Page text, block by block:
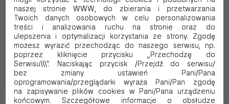
Kod produktu:WB9
8.59 PLN Brutto
6.98 PLN Netto
Dodaj do koszyka
Kod produktu:WB5
10.05 PLN Brutto
8.17 PLN Netto
Dodaj do koszyka
naszej stronie WWW, do zbierania i przetwarzania
Twoich danych osobowych w celu personalizowania
treści i analizowania ruchu na stronie oraz do
ulepszenia i optymalizacji korzystania ze strony. Zgodę
możesz wyrazić przechodząc do naszego serwisu, np.
poprzez kliknięcie przycisku „Przechodzę do
Serwisu\\\". Naciskając przycisk /Przejdź do serwisu/
bez zmiany ustawień Pani/Pana
oprogramowania/przeglądarki wyraża Pani/Pan zgodę
na zapisywanie plików cookies w Pani/Pana urządzeniu
końcowym. Szczegółowe informacje o obsłudze